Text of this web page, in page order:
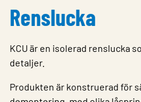
Hållbarhet
Kontakt
Logga in
Renslucka
KCU är en isolerad renslucka
detaljer.
Produkten är konstruerad för